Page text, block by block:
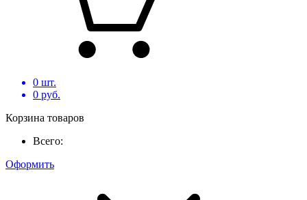
0 шт.
0 руб.
Корзина товаров
Всего:
Оформить